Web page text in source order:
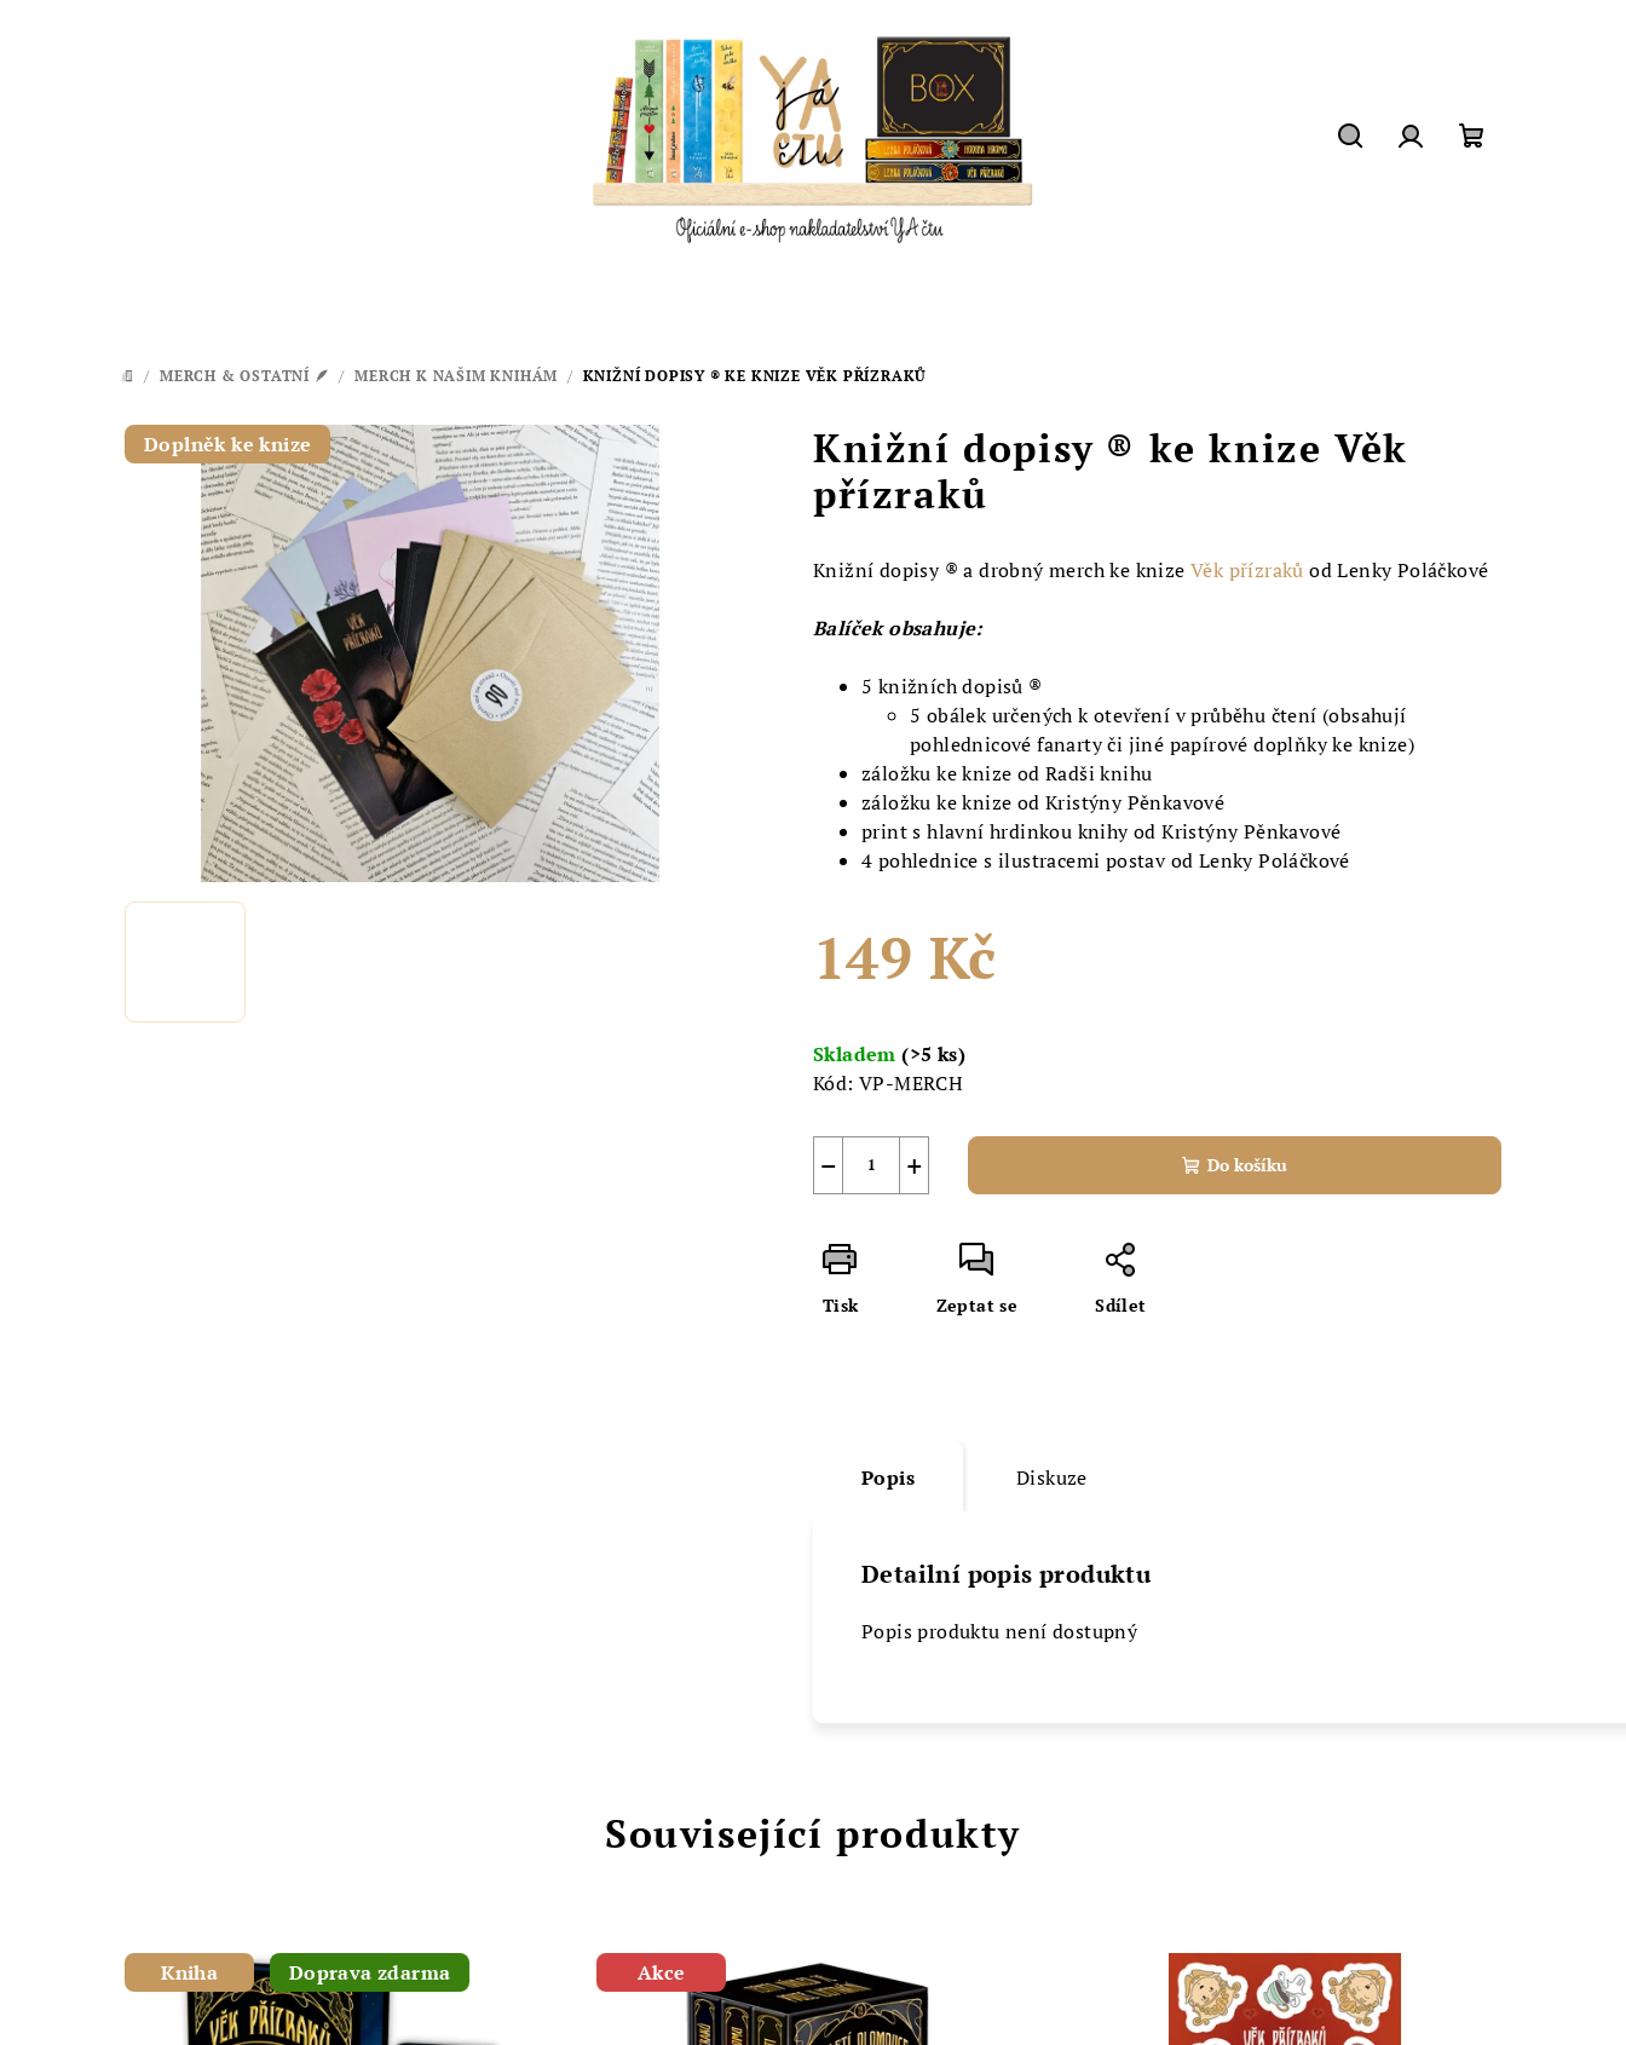
DOMŮ
/ MERCH & OSTATNÍ 🪶 / MERCH K NAŠIM KNIHÁM / KNIŽNÍ DOPISY ® KE KNIZE VĚK PŘÍZRAKŮ
Knižní dopisy ® ke knize Věk
přízraků
Knižní dopisy ® a drobný merch ke knize Věk přízraků od Lenky Poláčkové
Balíček obsahuje:
5 knižních dopisů ®
5 obálek určených k otevření v průběhu čtení (obsahují
pohlednicové fanarty či jiné papírové doplňky ke knize)
záložku ke knize od Radši knihu
záložku ke knize od Kristýny Pěnkavové
print s hlavní hrdinkou knihy od Kristýny Pěnkavové
4 pohlednice s ilustracemi postav od Lenky Poláčkové
149 Kč
cena:
Skladem(>5 ks)
Kód: VP-MERCH
+
− Do košíku
Tisk Zeptat se Sdílet
Doplněk ke knize
Popis Diskuze
Detailní popis produktu
Popis produktu není dostupný
Související produkty
Kniha Doprava zdarma Akce